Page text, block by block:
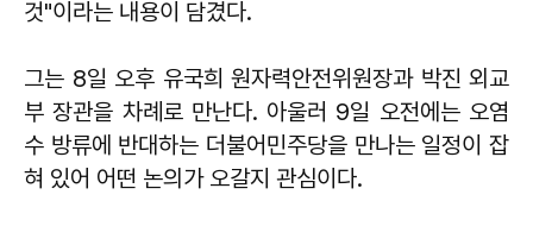
것"이라는 내용이 담겼다.
그는 8일 오후 유국희 원자력안전위원장과 박진 외교
부 장관을 차례로 만난다. 아울러 9일 오전에는 오염
수 방류에 반대하는 더불어민주당을 만나는 일정이 잡
혀 있어 어떤 논의가 오갈지 관심이다.